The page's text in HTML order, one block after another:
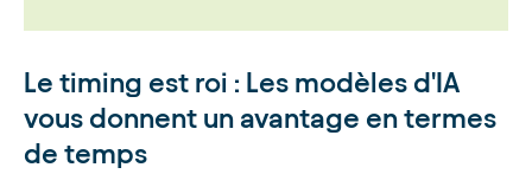
Le timing est roi : Les modèles d'IA
vous donnent un avantage en termes
de temps